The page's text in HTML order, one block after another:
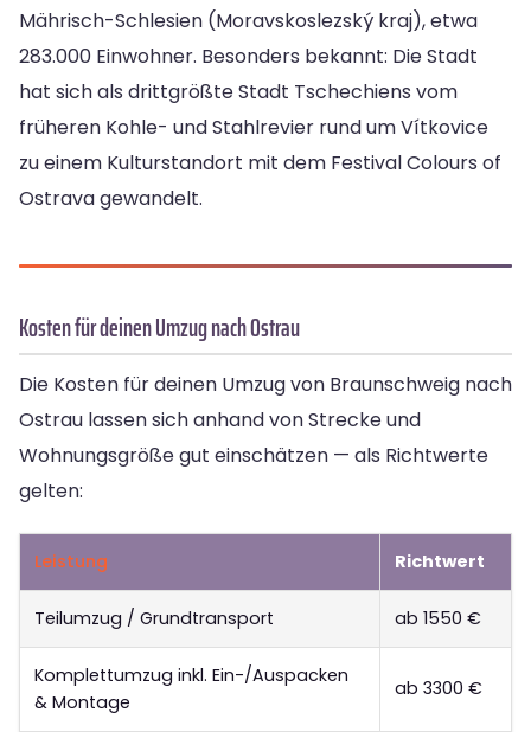
Mährisch-Schlesien (Moravskoslezský kraj), etwa
283.000 Einwohner. Besonders bekannt: Die Stadt
hat sich als drittgrößte Stadt Tschechiens vom
früheren Kohle- und Stahlrevier rund um Vítkovice
zu einem Kulturstandort mit dem Festival Colours of
Ostrava gewandelt.
Kosten für deinen Umzug nach Ostrau
Die Kosten für deinen Umzug von Braunschweig nach
Ostrau lassen sich anhand von Strecke und
Wohnungsgröße gut einschätzen — als Richtwerte
gelten:
Leistung Richtwert
Teilumzug / Grundtransport ab 1550 €
Komplettumzug inkl. Ein-/Auspacken
& Montage
ab 3300 €